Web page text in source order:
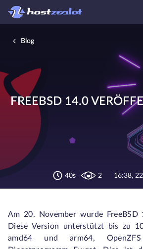
Blog
FREEBSD 14.0
40s 2 16:38,
Am 20. November wurde
Diese Version unterstützt bis zu
amd64 und arm64,